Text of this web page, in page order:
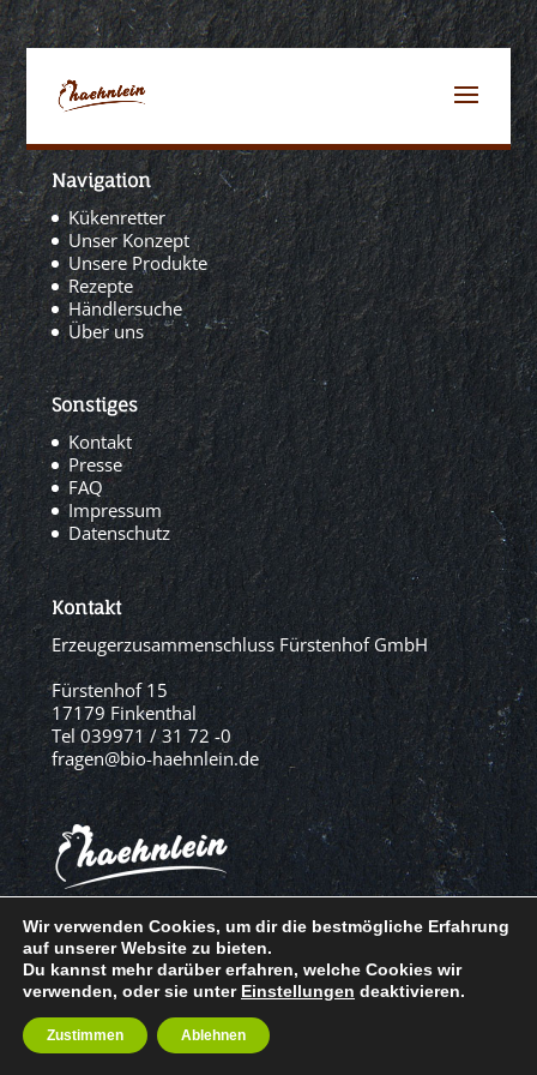
Navigation
Kükenretter
Unser Konzept
Unsere Produkte
Rezepte
Händlersuche
Über uns
Sonstiges
Kontakt
Presse
FAQ
Impressum
Datenschutz
Kontakt
Erzeugerzusammenschluss Fürstenhof GmbH
Fürstenhof 15
17179 Finkenthal
Tel 039971 / 31 72 -0
fragen@bio-haehnlein.de
© Erzeugerzusammenschluss Fürstenhof, 2021
Wir verwenden Cookies, um dir die bestmögliche Erfahrung
auf unserer Website zu bieten.
Du kannst mehr darüber erfahren, welche Cookies wir
verwenden, oder sie unter Einstellungen deaktivieren.
Zustimmen Ablehnen